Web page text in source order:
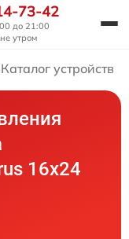
73-42
до 21:00
утром
Каталог устройств
16x24